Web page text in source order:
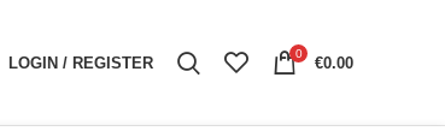
LOGIN / REGISTER 0 €0.00